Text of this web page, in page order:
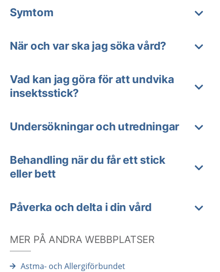
Symtom
När och var ska jag söka vård?
Vad kan jag göra för att undvika
insektsstick?
Undersökningar och utredningar
Behandling när du får ett stick
eller bett
Påverka och delta i din vård
MER PÅ ANDRA WEBBPLATSER
Astma- och Allergiförbundet